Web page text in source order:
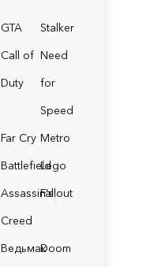
GTA
Stalker
Call of
Duty
Need
for
Speed
Far Cry Metro
BattlefieldLego
Assassin's
Creed
Fallout
ВедьмакDoom